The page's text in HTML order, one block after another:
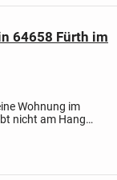
64658 Fürth im
Wohnung im
nicht am Hang